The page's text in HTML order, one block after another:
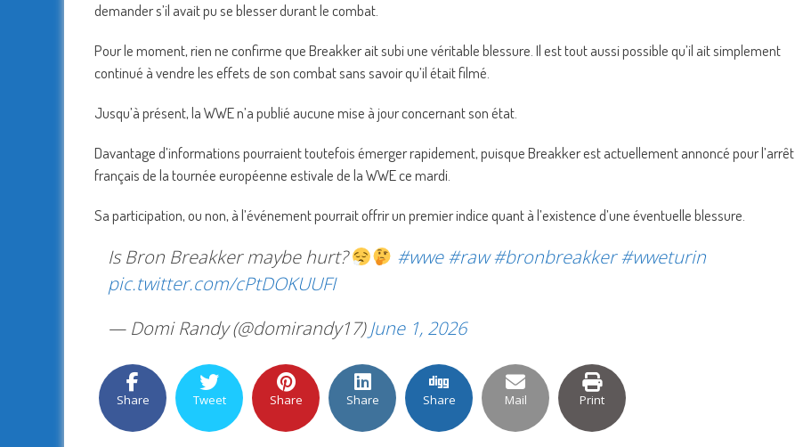
demander s’il avait pu se blesser durant le combat.
Pour le moment, rien ne confirme que Breakker ait subi une véritable blessure. Il est tout aussi possible qu’il ait simplement
continué à vendre les effets de son combat sans savoir qu’il était filmé.
Jusqu’à présent, la WWE n’a publié aucune mise à jour concernant son état.
Davantage d’informations pourraient toutefois émerger rapidement, puisque Breakker est actuellement annoncé pour l’arrêt
français de la tournée européenne estivale de la WWE ce mardi.
Sa participation, ou non, à l’événement pourrait offrir un premier indice quant à l’existence d’une éventuelle blessure.
Is Bron Breakker maybe hurt? #wwe #raw #bronbreakker #wweturin
pic.twitter.com/cPtDOKUUFI
— Domi Randy (@domirandy17)June 1, 2026
Share Tweet Share Share Share Mail Print